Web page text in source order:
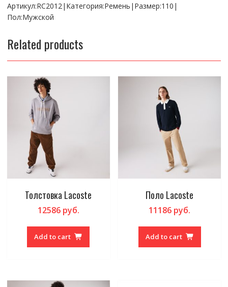
Артикул:RC2012|Категория:Ремень|Размер:110|
Пол:Мужской
Related products
Толстовка Lacoste
12586руб.
Add to cart
Поло Lacoste
11186 руб.
Add to cart